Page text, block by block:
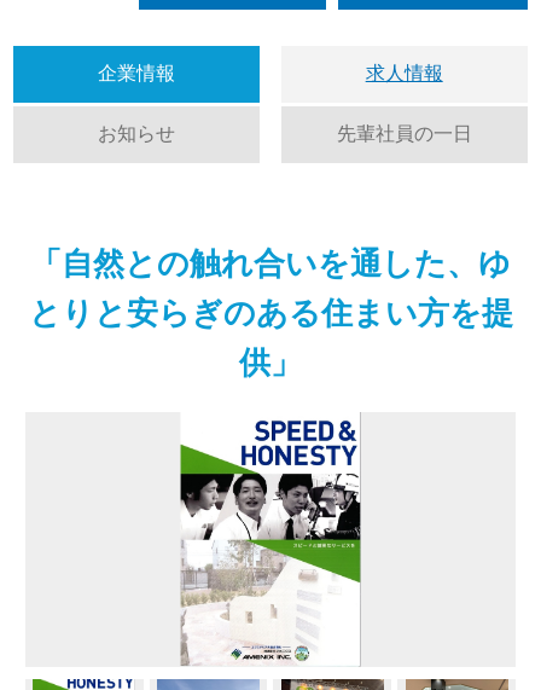
企業情報 求人情報
お知らせ 先輩社員の一日
「自然との触れ合いを通した、ゆ
とりと安らぎのある住まい方を提
供」